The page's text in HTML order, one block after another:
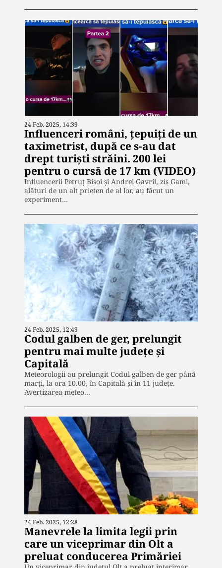
24 Feb. 2025, 14:39
Influenceri români, ţepuiţi de un
taximetrist, după ce s-au dat
drept turişti străini. 200 lei
pentru o cursă de 17 km (VIDEO)
Influencerii Petruţ Bisoi şi Andrei Gavril, zis Gami,
alături de un alt prieten de al lor, au făcut un
experiment…
24 Feb. 2025, 12:49
Codul galben de ger, prelungit
pentru mai multe judeţe şi
Capitală
Meteorologii au prelungit Codul galben de ger până
marţi, la ora 10.00, în Capitală şi în 11 judeţe.
Avertizarea meteo…
24 Feb. 2025, 12:28
Manevrele la limita legii prin
care un viceprimar din Olt a
preluat conducerea Primăriei